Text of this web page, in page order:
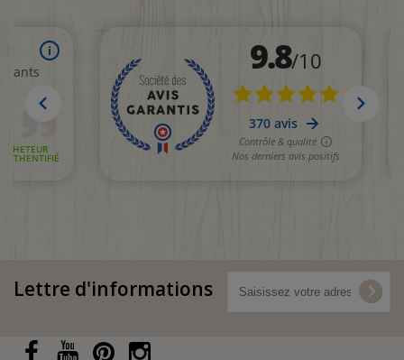
Lettre d'informations